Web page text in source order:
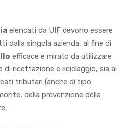
elencati da UIF devono essere
dalla singola azienda, al fine di
efficace e mirato da utilizzare
di ricettazione e riciclaggio, sia ai
tributari (anche di tipo
della prevenzione della